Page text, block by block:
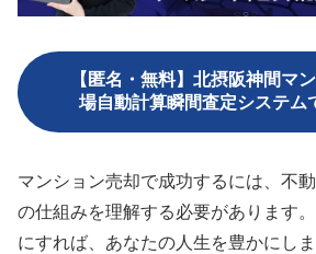
【匿名・無料】北摂阪神間マ
場自動計算瞬間査定システム
マンション売却で成功するには、不
の仕組みを理解する必要があります
にすれば、あなたの人生を豊かにしま